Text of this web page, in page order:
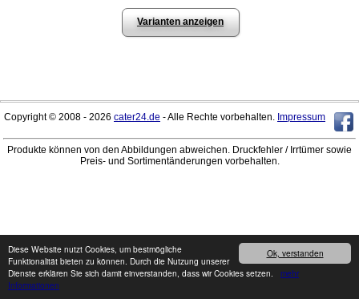
Ok, verstanden
Diese Website nutzt Cookies, um bestmögliche
Funktionalität bieten zu können. Durch die Nutzung unserer
Dienste erklären Sie sich damit einverstanden, dass wir Cookies setzen. mehr
Informationen
Varianten anzeigen
Copyright © 2008 - 2026 cater24.de - Alle Rechte vorbehalten. Impressum
Produkte können von den Abbildungen abweichen. Druckfehler / Irrtümer sowie
Preis- und Sortimentänderungen vorbehalten.